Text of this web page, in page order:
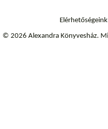
© 2026 Alexandra Könyvesház.